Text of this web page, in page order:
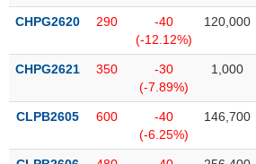
CHPG2620 290
-40
(-12.12%)
120,000
CHPG2621 350
-30
(-7.89%)
1,000
CLPB2605 600
-40
(-6.25%)
146,700
CHĂM
SỨC